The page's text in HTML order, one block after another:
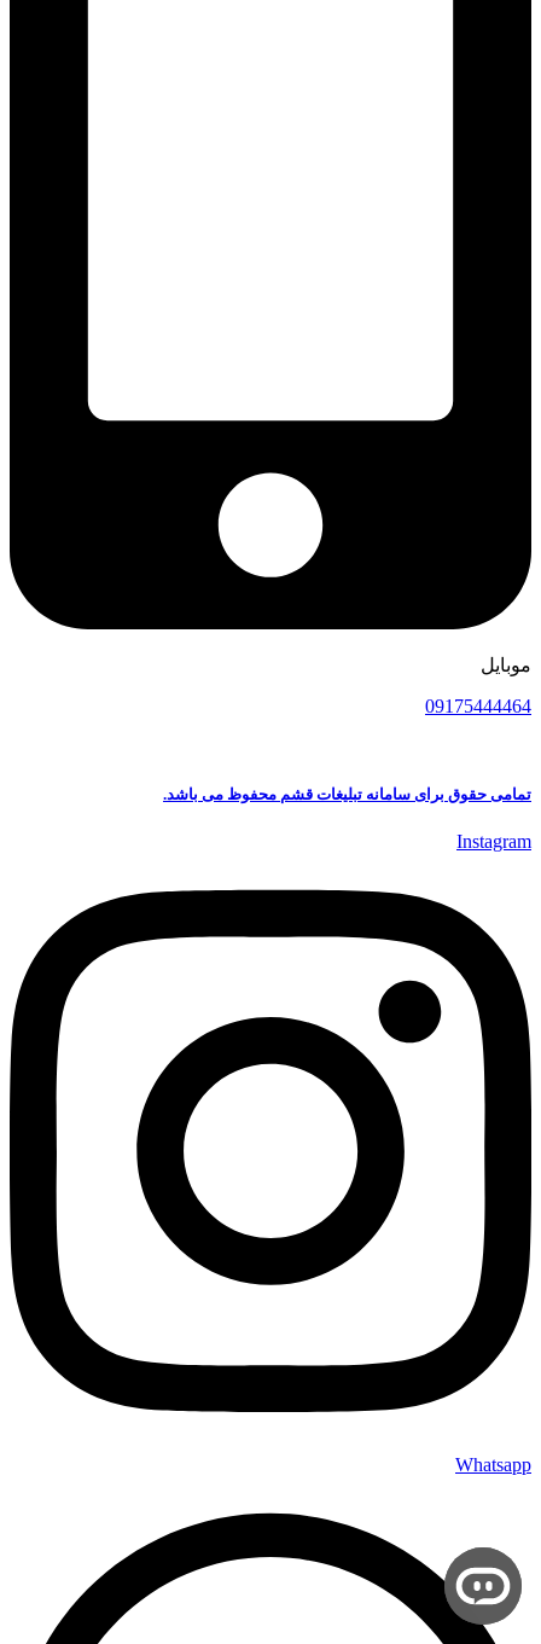
موبایل
09175444464
تمامی حقوق برای سامانه تبلیغات قشم محفوظ می باشد.
Instagram
Whatsapp